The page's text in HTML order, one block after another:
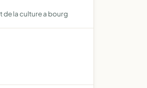
de la culture a bourg